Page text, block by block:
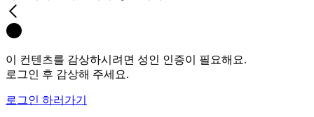
이 컨텐츠를 감상하시려면 성인 인증이 필요해요.
로그인 후 감상해 주세요.
로그인 하러가기